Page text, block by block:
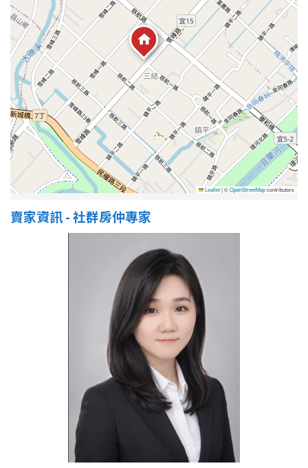
2房 3房
4房 5房以上
屋齡
不拘
5 年以下
5-10 年 10-20 年
20-30 年
Leaflet|©OpenStreetMapcontributors
賣家資訊 - 社群房仲專家